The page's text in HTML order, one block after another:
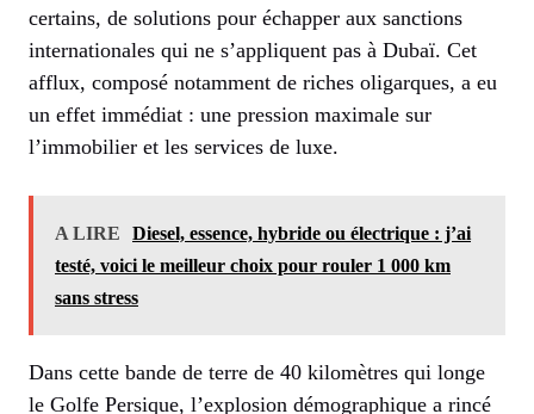
certains, de solutions pour échapper aux sanctions
internationales qui ne s’appliquent pas à Dubaï. Cet
afflux, composé notamment de riches oligarques, a eu
un effet immédiat : une pression maximale sur
l’immobilier et les services de luxe.
A LIRE
Diesel, essence, hybride ou électrique : j’ai
testé, voici le meilleur choix pour rouler 1 000 km
sans stress
Dans cette bande de terre de 40 kilomètres qui longe
le Golfe Persique, l’explosion démographique a rincé